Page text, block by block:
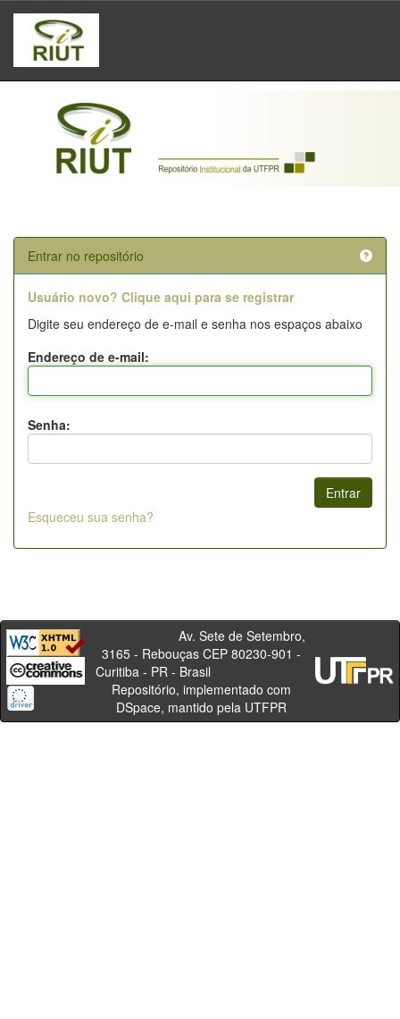
Skip
navigation
Entrar no repositório
Usuário novo? Clique aqui para se registrar
Digite seu endereço de e-mail e senha nos espaços abaixo
Endereço de e-mail:
Senha:
Esqueceu sua senha?
Av. Sete de Setembro,
3165 - Rebouças CEP 80230-901 -
Curitiba - PR - Brasil
Repositório, implementado com
DSpace, mantido pela UTFPR